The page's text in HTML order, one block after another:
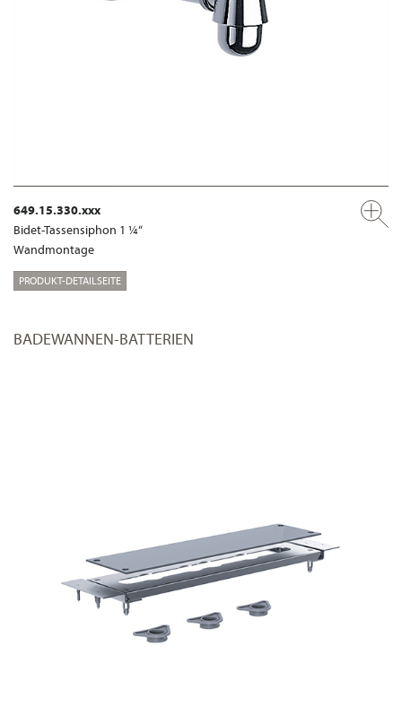
649.15.330.xxx
Bidet-Tassensiphon 1 ¼“
Wandmontage
PRODUKT-DETAILSEITE
BADEWANNEN-BATTERIEN